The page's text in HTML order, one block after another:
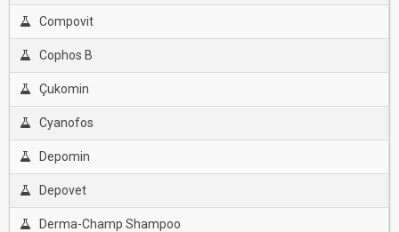
Compovit
Cophos B
Çukomin
Cyanofos
Depomin
Depovet
Derma-Champ Shampoo